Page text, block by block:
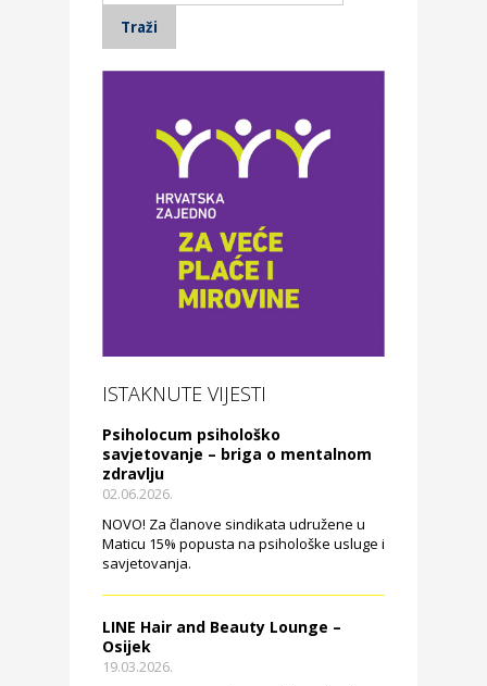
ISTAKNUTE VIJESTI
Psiholocum psihološko
savjetovanje – briga o mentalnom
zdravlju
02.06.2026.
NOVO! Za članove sindikata udružene u
Maticu 15% popusta na psihološke usluge i
savjetovanja.
LINE Hair and Beauty Lounge –
Osijek
19.03.2026.